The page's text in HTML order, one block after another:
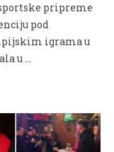
pripreme
pod
igrama u
u …